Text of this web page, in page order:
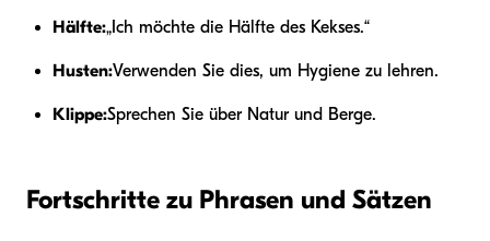
Hälfte:„Ich möchte die Hälfte des Kekses.“
Husten:Verwenden Sie dies, um Hygiene zu lehren.
Klippe:Sprechen Sie über Natur und Berge.
Fortschritte zu Phrasen und Sätzen